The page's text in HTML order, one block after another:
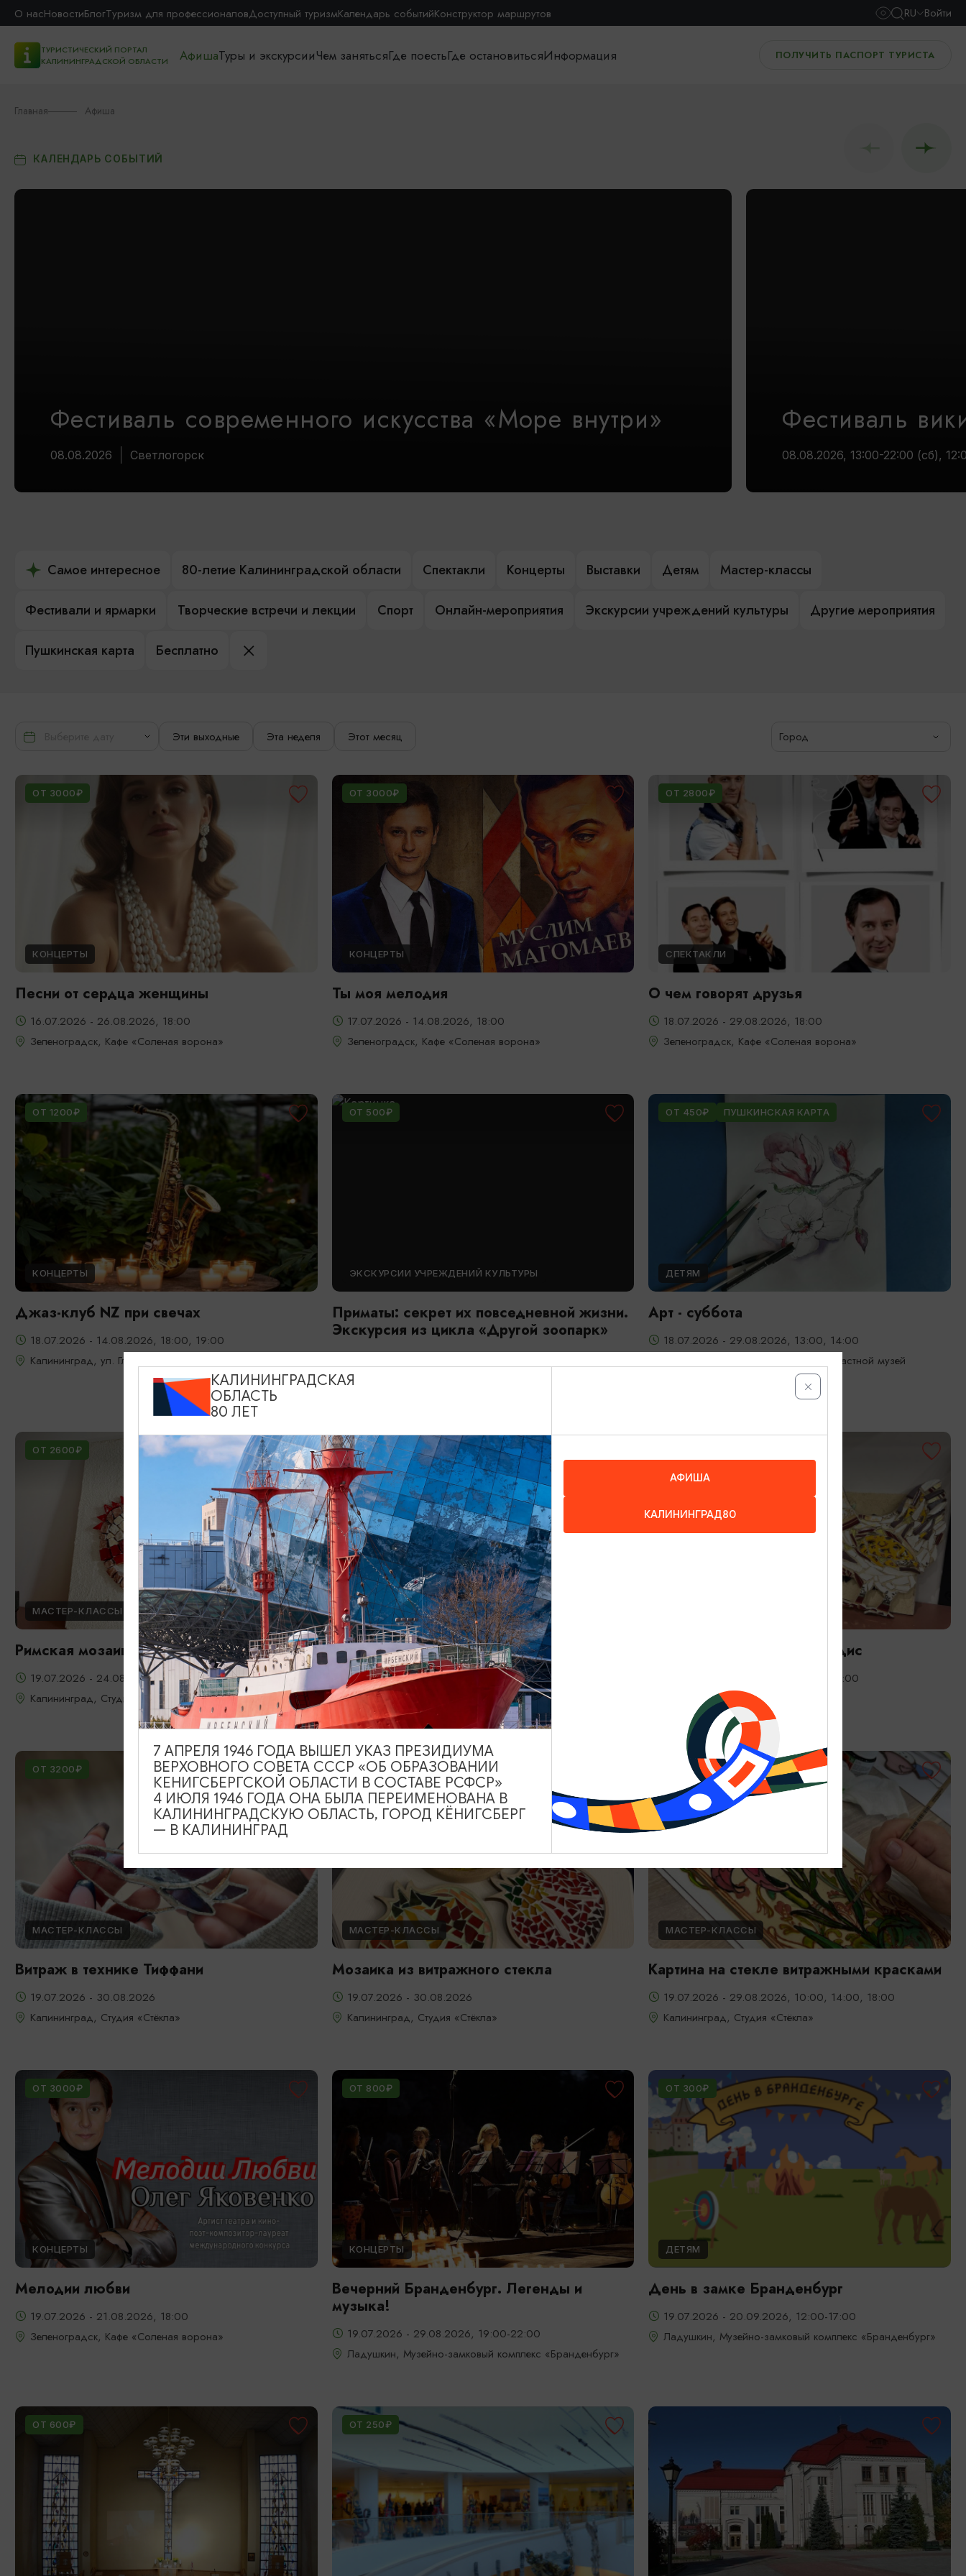
О насНовостиБлогТуризм для профессионаловДоступный туризмКалендарь событийКонструктор маршрутов RU Войти
ТУРИСТИЧЕСКИЙ ПОРТАЛ
КАЛИНИНГРАДСКОЙ ОБЛАСТИ
АфишаТуры и экскурсииЧем занятьсяГде поестьГде остановитьсяИнформация ПОЛУЧИТЬ ПАСПОРТ ТУРИСТА
Главная Афиша
КАЛЕНДАРЬ СОБЫТИЙ
Фестиваль современного искусства «Море внутри»
08.08.2026 Светлогорск
Фестиваль
08.08.2026, 13:00-22:00 (сб),
Самое интересное 80-летие Калининградской области Спектакли Концерты Выставки Детям Мастер-классы
Фестивали и ярмарки Творческие встречи и лекции Спорт Онлайн-мероприятия Экскурсии учреждений культуры Другие мероприятия
Пушкинская карта Бесплатно
Эти выходные Эта неделя Этот месяц Город
ОТ 3000₽
КОНЦЕРТЫ
Песни от сердца женщины
16.07.2026 - 26.08.2026, 18:00
Зеленоградск, Кафе «Соленая ворона»
ОТ 3000₽
КОНЦЕРТЫ
Ты моя мелодия
17.07.2026 - 14.08.2026, 18:00
Зеленоградск, Кафе «Соленая ворона»
ОТ 2800₽
СПЕКТАКЛИ
О чем говорят друзья
18.07.2026 - 29.08.2026, 18:00
Зеленоградск, Кафе «Соленая ворона»
ОТ 1200₽
КОНЦЕРТЫ
Джаз-клуб NZ при свечах
18.07.2026 - 14.08.2026, 18:00, 19:00
Калининград, ул. Глазунова, 9
ОТ 500₽
ЭКСКУРСИИ УЧРЕЖДЕНИЙ КУЛЬТУРЫ
Приматы: секрет их повседневной жизни.
Экскурсия из цикла «Другой зоопарк»
Калининград, Калининградский зоопарк
ОТ 450₽ ПУШКИНСКАЯ КАРТА
ДЕТЯМ
Арт - суббота
18.07.2026 - 29.08.2026, 13:00, 14:00
Калининград, Калининградский областной музей
ОТ 2600₽
МАСТЕР-КЛАССЫ
Римская мозаика
19.07.2026 - 24.08.2026
Калининград, Студия «Стёкла»
ОТ 3200₽
МАСТЕР-КЛАССЫ
Украшение в духе старого Кенигсберга
19.07.2026 - 30.08.2026
Калининград, Студия «Стёкла»
Мозаика в технике Тренкадис
19.07.2026 - 28.08.2026, 10:00, 18:00
Калининград, Студия «Стёкла»
ОТ 3200₽
МАСТЕР-КЛАССЫ
Витраж в технике Тиффани
19.07.2026 - 30.08.2026
Калининград, Студия «Стёкла»
ОТ 1700₽
МАСТЕР-КЛАССЫ
Мозаика из витражного стекла
19.07.2026 - 30.08.2026
Калининград, Студия «Стёкла»
ОТ 2200₽
МАСТЕР-КЛАССЫ
Картина на стекле витражными красками
19.07.2026 - 29.08.2026, 10:00, 14:00, 18:00
Калининград, Студия «Стёкла»
ОТ 3000₽
КОНЦЕРТЫ
Мелодии любви
19.07.2026 - 21.08.2026, 18:00
Зеленоградск, Кафе «Соленая ворона»
ОТ 800₽
КОНЦЕРТЫ
Вечерний Бранденбург. Легенды и
музыка!
19.07.2026 - 29.08.2026, 19:00-22:00
Ладушкин, Музейно-замковый комплекс «Бранденбург»
ОТ 300₽
ДЕТЯМ
День в замке Бранденбург
19.07.2026 - 20.09.2026, 12:00-17:00
Ладушкин, Музейно-замковый комплекс «Бранденбург»
ОТ 600₽ ОТ 250₽
КАЛИНИНГРАДСКАЯ
ОБЛАСТЬ
80 ЛЕТ
АФИША
КАЛИНИНГРАД80
7 АПРЕЛЯ 1946 ГОДА ВЫШЕЛ УКАЗ ПРЕЗИДИУМА
ВЕРХОВНОГО СОВЕТА СССР «ОБ ОБРАЗОВАНИИ
КЕНИГСБЕРГСКОЙ ОБЛАСТИ В СОСТАВЕ РСФСР»
4 ИЮЛЯ 1946 ГОДА ОНА БЫЛА ПЕРЕИМЕНОВАНА В
КАЛИНИНГРАДСКУЮ ОБЛАСТЬ, ГОРОД КЁНИГСБЕРГ
— В КАЛИНИНГРАД